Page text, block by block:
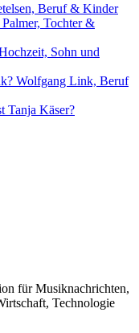
Beruf & Kinder
Tochter &
Sohn und
Wolfgang Link, Beruf
Tanja Käser?
für Musiknachrichten,
Technologie